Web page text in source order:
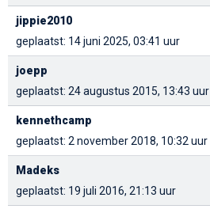
jippie2010
geplaatst: 14 juni 2025, 03:41 uur
joepp
geplaatst: 24 augustus 2015, 13:43 uur
kennethcamp
geplaatst: 2 november 2018, 10:32 uur
Madeks
geplaatst: 19 juli 2016, 21:13 uur